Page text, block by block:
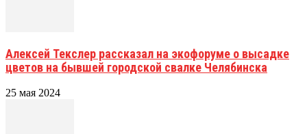
Алексей Текслер рассказал на экофоруме о высадке
цветов на бывшей городской свалке Челябинска
25 мая 2024